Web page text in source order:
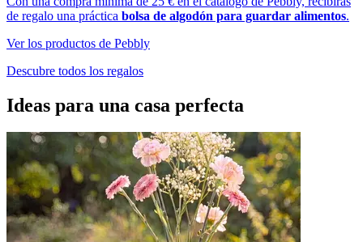
de regalo una práctica bolsa de algodón para guardar alimentos.
Ver los productos de Pebbly
Descubre todos los regalos
Ideas para una casa perfecta